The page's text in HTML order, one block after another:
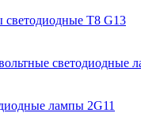
Т8 G13
светодиодные
лампы 2G11